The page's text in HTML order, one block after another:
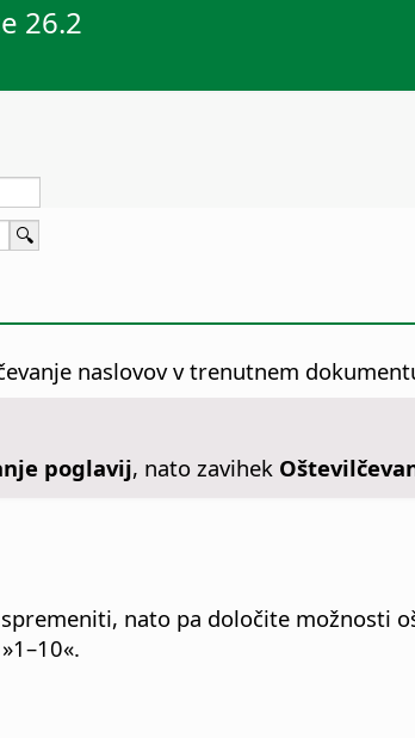
26.2
naslovov v trenutnem
poglavij, nato zavihek
nato pa določite možnosti